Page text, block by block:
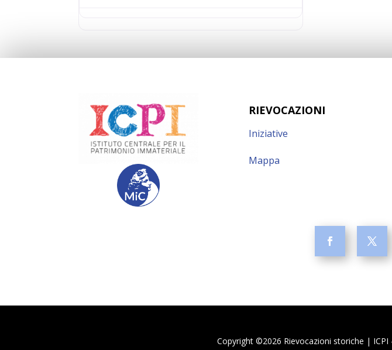
RIEVOCAZIONI
Iniziative
Mappa
Copyright ©2026 Rievocazioni storiche |